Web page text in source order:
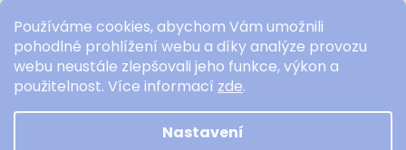
Používáme cookies, abychom Vám umožnili
pohodlné prohlížení webu a díky analýze provozu
webu neustále zlepšovali jeho funkce, výkon a
použitelnost. Více informací zde.
Nastavení
vyhrazena.